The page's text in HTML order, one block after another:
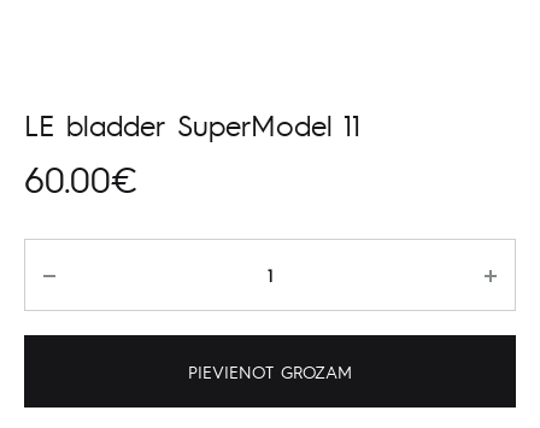
LE bladder SuperModel 11
60.00€
PIEVIENOT GROZAM